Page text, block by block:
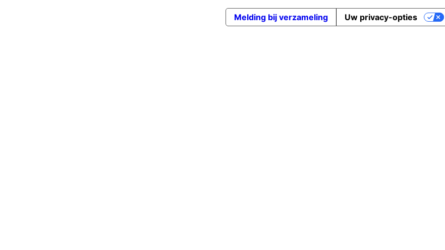
Melding bij verzameling Uw privacy-opties